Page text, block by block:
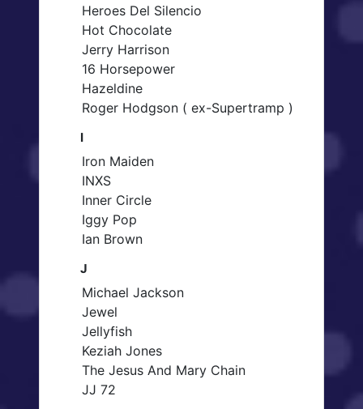
Heroes Del Silencio
Hot Chocolate
Jerry Harrison
16 Horsepower
Hazeldine
Roger Hodgson ( ex-Supertramp )
I
Iron Maiden
INXS
Inner Circle
Iggy Pop
Ian Brown
J
Michael Jackson
Jewel
Jellyfish
Keziah Jones
The Jesus And Mary Chain
JJ 72